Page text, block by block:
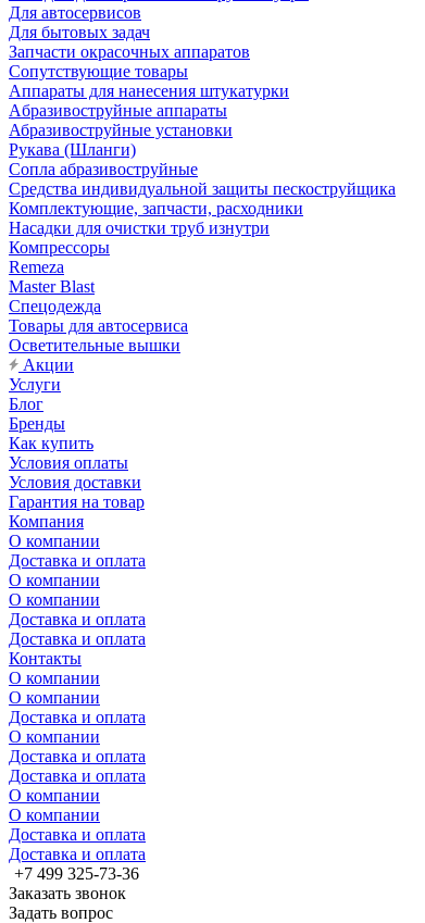
Для автосервисов
Для бытовых задач
Запчасти окрасочных аппаратов
Сопутствующие товары
Аппараты для нанесения штукатурки
Aбразивоструйные аппараты
Абразивоструйные установки
Рукава (Шланги)
Сопла абразивоструйные
Средства индивидуальной защиты пескоструйщика
Комплектующие, запчасти, расходники
Насадки для очистки труб изнутри
Компрессоры
Remeza
Master Blast
Спецодежда
Товары для автосервиса
Осветительные вышки
Акции
Услуги
Блог
Бренды
Как купить
Условия оплаты
Условия доставки
Гарантия на товар
Компания
О компании
Доставка и оплата
О компании
О компании
Доставка и оплата
Доставка и оплата
Контакты
О компании
О компании
Доставка и оплата
О компании
Доставка и оплата
Доставка и оплата
О компании
О компании
Доставка и оплата
Доставка и оплата
+7 499 325-73-36
Заказать звонок
Задать вопрос